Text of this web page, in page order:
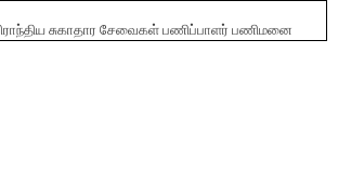
சுகாதார சேவைகள் பணிப்பாளர் பணிமனை